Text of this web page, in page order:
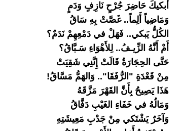
أَبكيكَ حَاضِرَ جُرْحٍ نَازِفٍ وَدَمٍ
وَمَاضِياً أَلِماً.. غَصَّتْ بِهِ سَاقُ
الكُلُّ يَبكي.. فَهَلْ في دَمْعِهِمْ نَدَمٌ؟
أَمْ أَنَّهُ الزِّيـفُ.. لِلأَهْوَاءِ سَـبَّاقُ؟
حَتَّى الحِجَارَةُ قَالَتْ إِنَّنِي شَقِيَتْ
مِنْ قَعْدَةِ "الرُّفَقَا".. وَالهَمُّ مَسَّاقُ!
هَذَا يَصِيحُ بِأَنَّ القَهْرَ مَزَّقَهُ
وَمَالُهُ في خَفَاءِ الغَيْبِ دَفَّاقُ
وَآخَرٌ يَشْتَكي مِنْ جَدْبِ مَعِيشَتِهِ